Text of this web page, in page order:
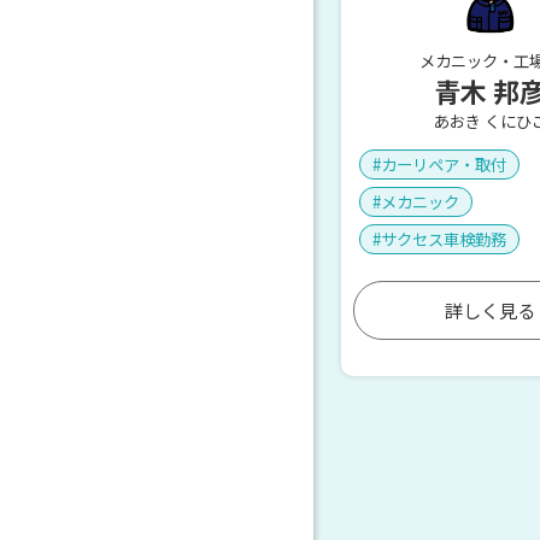
メカニック・工
青木 邦
あおき くにひ
カーリペア・取付
メカニック
サクセス車検勤務
詳しく見る